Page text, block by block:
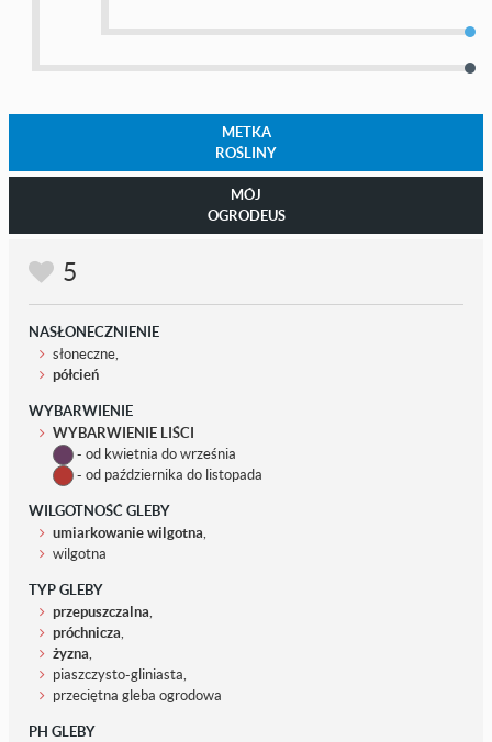
METKA
ROŚLINY
MÓJ
OGRODEUS
5
NASŁONECZNIENIE
słoneczne,
półcień
WYBARWIENIE
WYBARWIENIE LIŚCI
- od kwietnia do września
- od października do listopada
WILGOTNOŚĆ GLEBY
umiarkowanie wilgotna,
wilgotna
TYP GLEBY
przepuszczalna,
próchnicza,
żyzna,
piaszczysto-gliniasta,
przeciętna gleba ogrodowa
PH GLEBY